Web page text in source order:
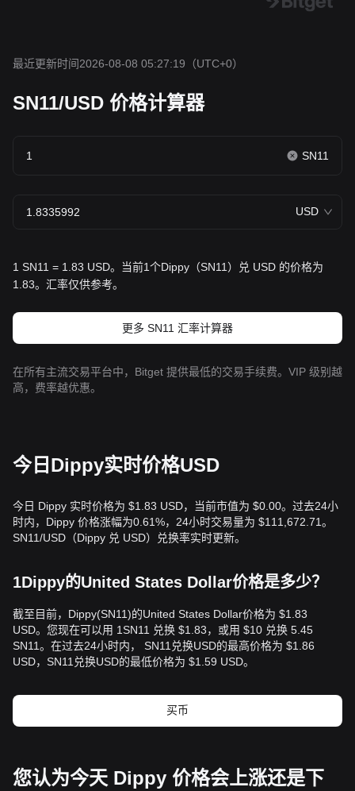
最近更新时间2026-08-08 05:27:19 （UTC+0）
SN11/USD 价格计算器
SN11
USD
1 SN11 = 1.83 USD。当前1个Dippy（SN11）兑 USD 的价格为
1.83。汇率仅供参考。
更多 SN11 汇率计算器
在所有主流交易平台中，Bitget 提供最低的交易手续费。VIP 级别越
高，费率越优惠。
今日Dippy实时价格USD
今日 Dippy 实时价格为 $1.83 USD，当前市值为 $0.00。过去24小
时内，Dippy 价格涨幅为0.61%，24小时交易量为 $111,672.71。
SN11/USD（Dippy 兑 USD）兑换率实时更新。
1Dippy的United States Dollar价格是多少？
截至目前，Dippy(SN11)的United States Dollar价格为 $1.83
USD。您现在可以用 1SN11 兑换 $1.83，或用 $10 兑换 5.45
SN11。在过去24小时内， SN11兑换USD的最高价格为 $1.86
USD，SN11兑换USD的最低价格为 $1.59 USD。
买币
您认为今天 Dippy 价格会上涨还是下